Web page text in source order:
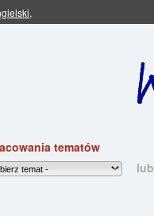
,
tematów
lub